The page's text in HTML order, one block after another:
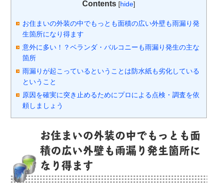
Contents [hide]
お住まいの外装の中でもっとも面積の広い外壁も雨漏り発
生箇所になり得ます
意外に多い！？ベランダ・バルコニーも雨漏り発生の主な
箇所
雨漏りが起こっているということは防水紙も劣化している
ということ
原因を確実に突き止めるためにプロによる点検・調査を依
頼しましょう
お住まいの外装の中でもっとも面
積の広い外壁も雨漏り発生箇所に
なり得ます